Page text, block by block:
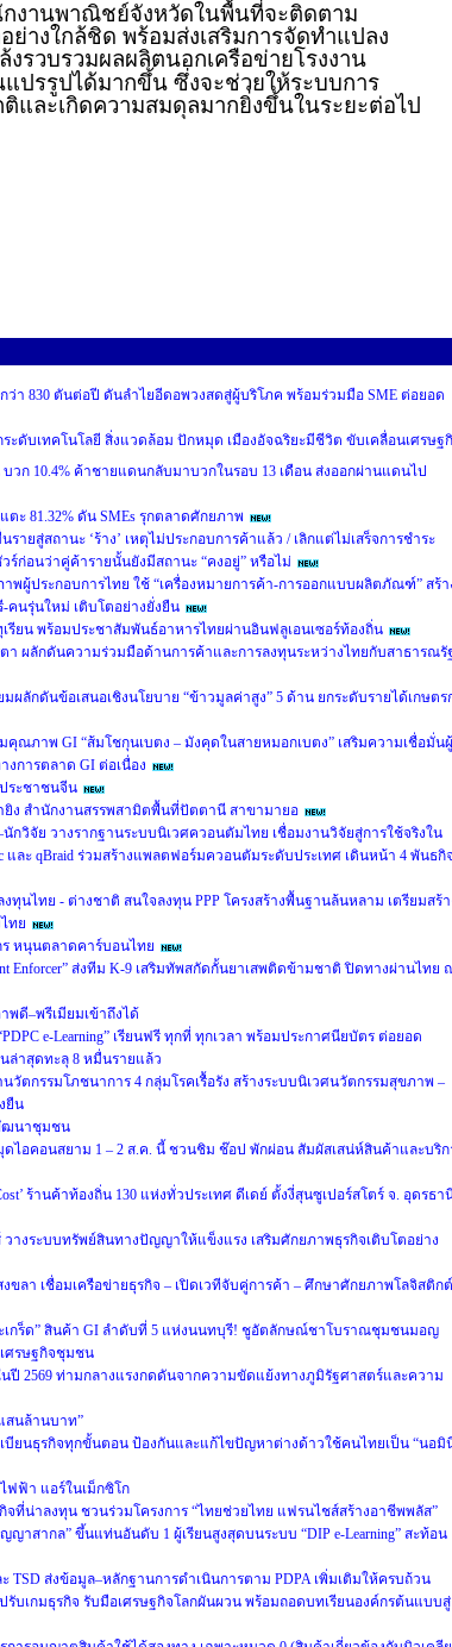
งานพาณิชย์จังหวัดในพื้นที่จะติดตาม
างใกล้ชิด พร้อมส่งเสริมการจัดทำแปลง
งรวบรวมผลผลิตนอกเครือข่ายโรงงาน
แปรรูปได้มากขึ้น ซึ่งจะช่วยให้ระบบการ
และเกิดความสมดุลมากยิ่งขึ้นในระยะต่อไป
ว่า 830 ตันต่อปี ดันลำไยอีดอพวงสดสู่ผู้บริโภค พร้อมร่วมมือ SME ต่อยอด
ะดับเทคโนโลยี สิ่งแวดล้อม ปักหมุด เมืองอัจฉริยะมีชีวิต ขับเคลื่อนเศรษฐ
วก 10.4% ค้าชายแดนกลับมาบวกในรอบ 13 เดือน ส่งออกผ่านแดนไป
ะ 81.32% ดัน SMEs รุกตลาดศักยภาพ
ยสู่สถานะ ‘ร้าง’ เหตุไม่ประกอบการค้าแล้ว / เลิกแต่ไม่เสร็จการชำระ
ก่อนว่าคู่ค้ารายนั้นยังมีสถานะ “คงอยู่” หรือไม่
พผู้ประกอบการไทย ใช้ “เครื่องหมายการค้า-การออกแบบผลิตภัณฑ์” สร้า
คนรุ่นใหม่ เติบโตอย่างยั่งยืน
รียน พร้อมประชาสัมพันธ์อาหารไทยผ่านอินฟลูเอนเซอร์ท้องถิ่น
ตา ผลักดันความร่วมมือด้านการค้าและการลงทุนระหว่างไทยกับสาธารณรั
ลักดันข้อเสนอเชิงนโยบาย “ข้าวมูลค่าสูง” 5 ด้าน ยกระดับรายได้เกษตร
ภาพ GI “ส้มโชกุนเบตง – มังคุดในสายหมอกเบตง” เสริมความเชื่อมั่นผู้
การตลาด GI ต่อเนื่อง
ระชาชนจีน
ง สำนักงานสรรพสามิตพื้นที่ปัตตานี สาขามายอ
–นักวิจัย วางรากฐานระบบนิเวศควอนตัมไทย เชื่อมงานวิจัยสู่การใช้จริงใน
และ qBraid ร่วมสร้างแพลตฟอร์มควอนตัมระดับประเทศ เดินหน้า 4 พันธกิ
ลงทุนไทย - ต่างชาติ สนใจลงทุน PPP โครงสร้างพื้นฐานล้นหลาม เตรียมสร้
ทย
หนุนตลาดคาร์บอนไทย
Enforcer” ส่งทีม K-9 เสริมทัพสกัดกั้นยาเสพติดข้ามชาติ ปิดทางผ่านไทย
พดี–พรีเมียมเข้าถึงได้
e-Learning” เรียนฟรี ทุกที่ ทุกเวลา พร้อมประกาศนียบัตร ต่อยอด
ล่าสุดทะลุ 8 หมื่นรายแล้ว
กรรมโภชนาการ 4 กลุ่มโรคเรื้อรัง สร้างระบบนิเวศนวัตกรรมสุขภาพ –
ยืน
พัฒนาชุมชน
มุดไอคอนสยาม 1 – 2 ส.ค. นี้ ชวนชิม ช๊อป พักผ่อน สัมผัสเสน่ห์สินค้าและบริก
ร้านค้าท้องถิ่น 130 แห่งทั่วประเทศ ดีเดย์ ตั้งงี่สุนซูเปอร์สโตร์ จ. อุดรธา
งระบบทรัพย์สินทางปัญญาให้แข็งแรง เสริมศักยภาพธุรกิจเติบโตอย่าง
ขลา เชื่อมเครือข่ายธุรกิจ – เปิดเวทีจับคู่การค้า – ศึกษาศักยภาพโลจิสติกต์
เกร็ด” สินค้า GI ลำดับที่ 5 แห่งนนทบุรี! ชูอัตลักษณ์ชาโบราณชุมชนมอญ
เศรษฐกิจชุมชน
นปี 2569 ท่ามกลางแรงกดดันจากความขัดแย้งทางภูมิรัฐศาสตร์และความ
สนล้านบาท”
บียนธุรกิจทุกขั้นตอน ป้องกันและแก้ไขปัญหาต่างด้าวใช้คนไทยเป็น “นอมิ
ฟฟ้า แอร์ในเม็กซิโก
จที่น่าลงทุน ชวนร่วมโครงการ “ไทยช่วยไทย แฟรนไชส์สร้างอาชีพพลัส”
สากล” ขึ้นแท่นอันดับ 1 ผู้เรียนสูงสุดบนระบบ “DIP e-Learning” สะท้อน
TSD ส่งข้อมูล–หลักฐานการดำเนินการตาม PDPA เพิ่มเติมให้ครบถ้วน
ปรับเกมธุรกิจ รับมือเศรษฐกิจโลกผันผวน พร้อมถอดบทเรียนองค์กรต้นแบบสู่